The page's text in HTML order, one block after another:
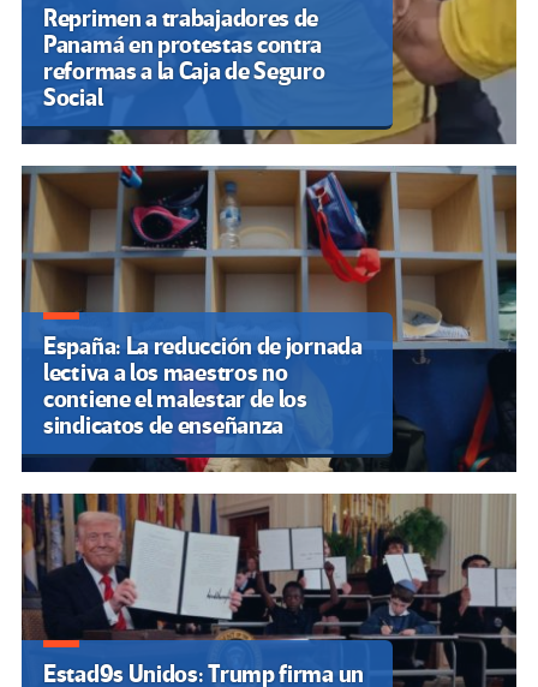
Reprimen a trabajadores de
Panamá en protestas contra
reformas a la Caja de Seguro
Social
España: La reducción de jornada
lectiva a los maestros no
contiene el malestar de los
sindicatos de enseñanza
Estad9s Unidos: Trump firma un